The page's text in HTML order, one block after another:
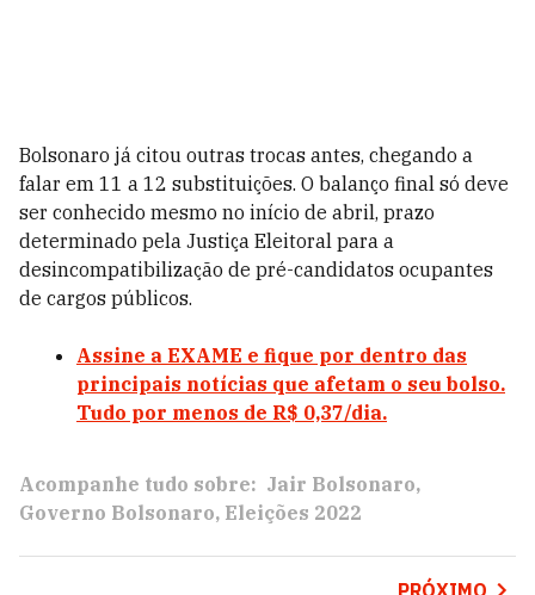
Bolsonaro já citou outras trocas antes, chegando a
falar em 11 a 12 substituições. O balanço final só deve
ser conhecido mesmo no início de abril, prazo
determinado pela Justiça Eleitoral para a
desincompatibilização de pré-candidatos ocupantes
de cargos públicos.
Assine a EXAME e fique por dentro das
principais notícias que afetam o seu bolso.
Tudo por menos de R$ 0,37/dia.
Acompanhe tudo sobre: Jair Bolsonaro
Governo Bolsonaro Eleições 2022
PRÓXIMO